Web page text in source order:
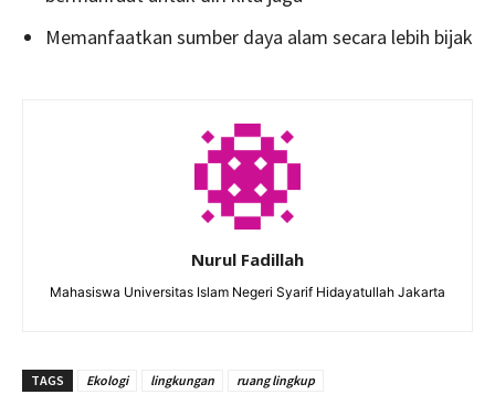
Memanfaatkan sumber daya alam secara lebih bijak
Nurul Fadillah
Mahasiswa Universitas Islam Negeri Syarif Hidayatullah Jakarta
TAGS Ekologi lingkungan ruang lingkup